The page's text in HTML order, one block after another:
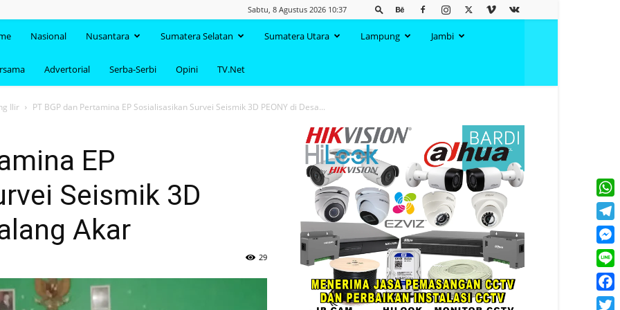
Sabtu, 8 Agustus 2026 10:37
Nasional Nusantara Sumatera Selatan Sumatera Utara Lampung Jambi
Advertorial Serba-Serbi Opini TV.Net
Ilir PT BGP dan Pertamina EP Sosialisasikan Survei Seismik 3D PEONY di Desa...
EP
Seismik 3D
Akar
29
Line